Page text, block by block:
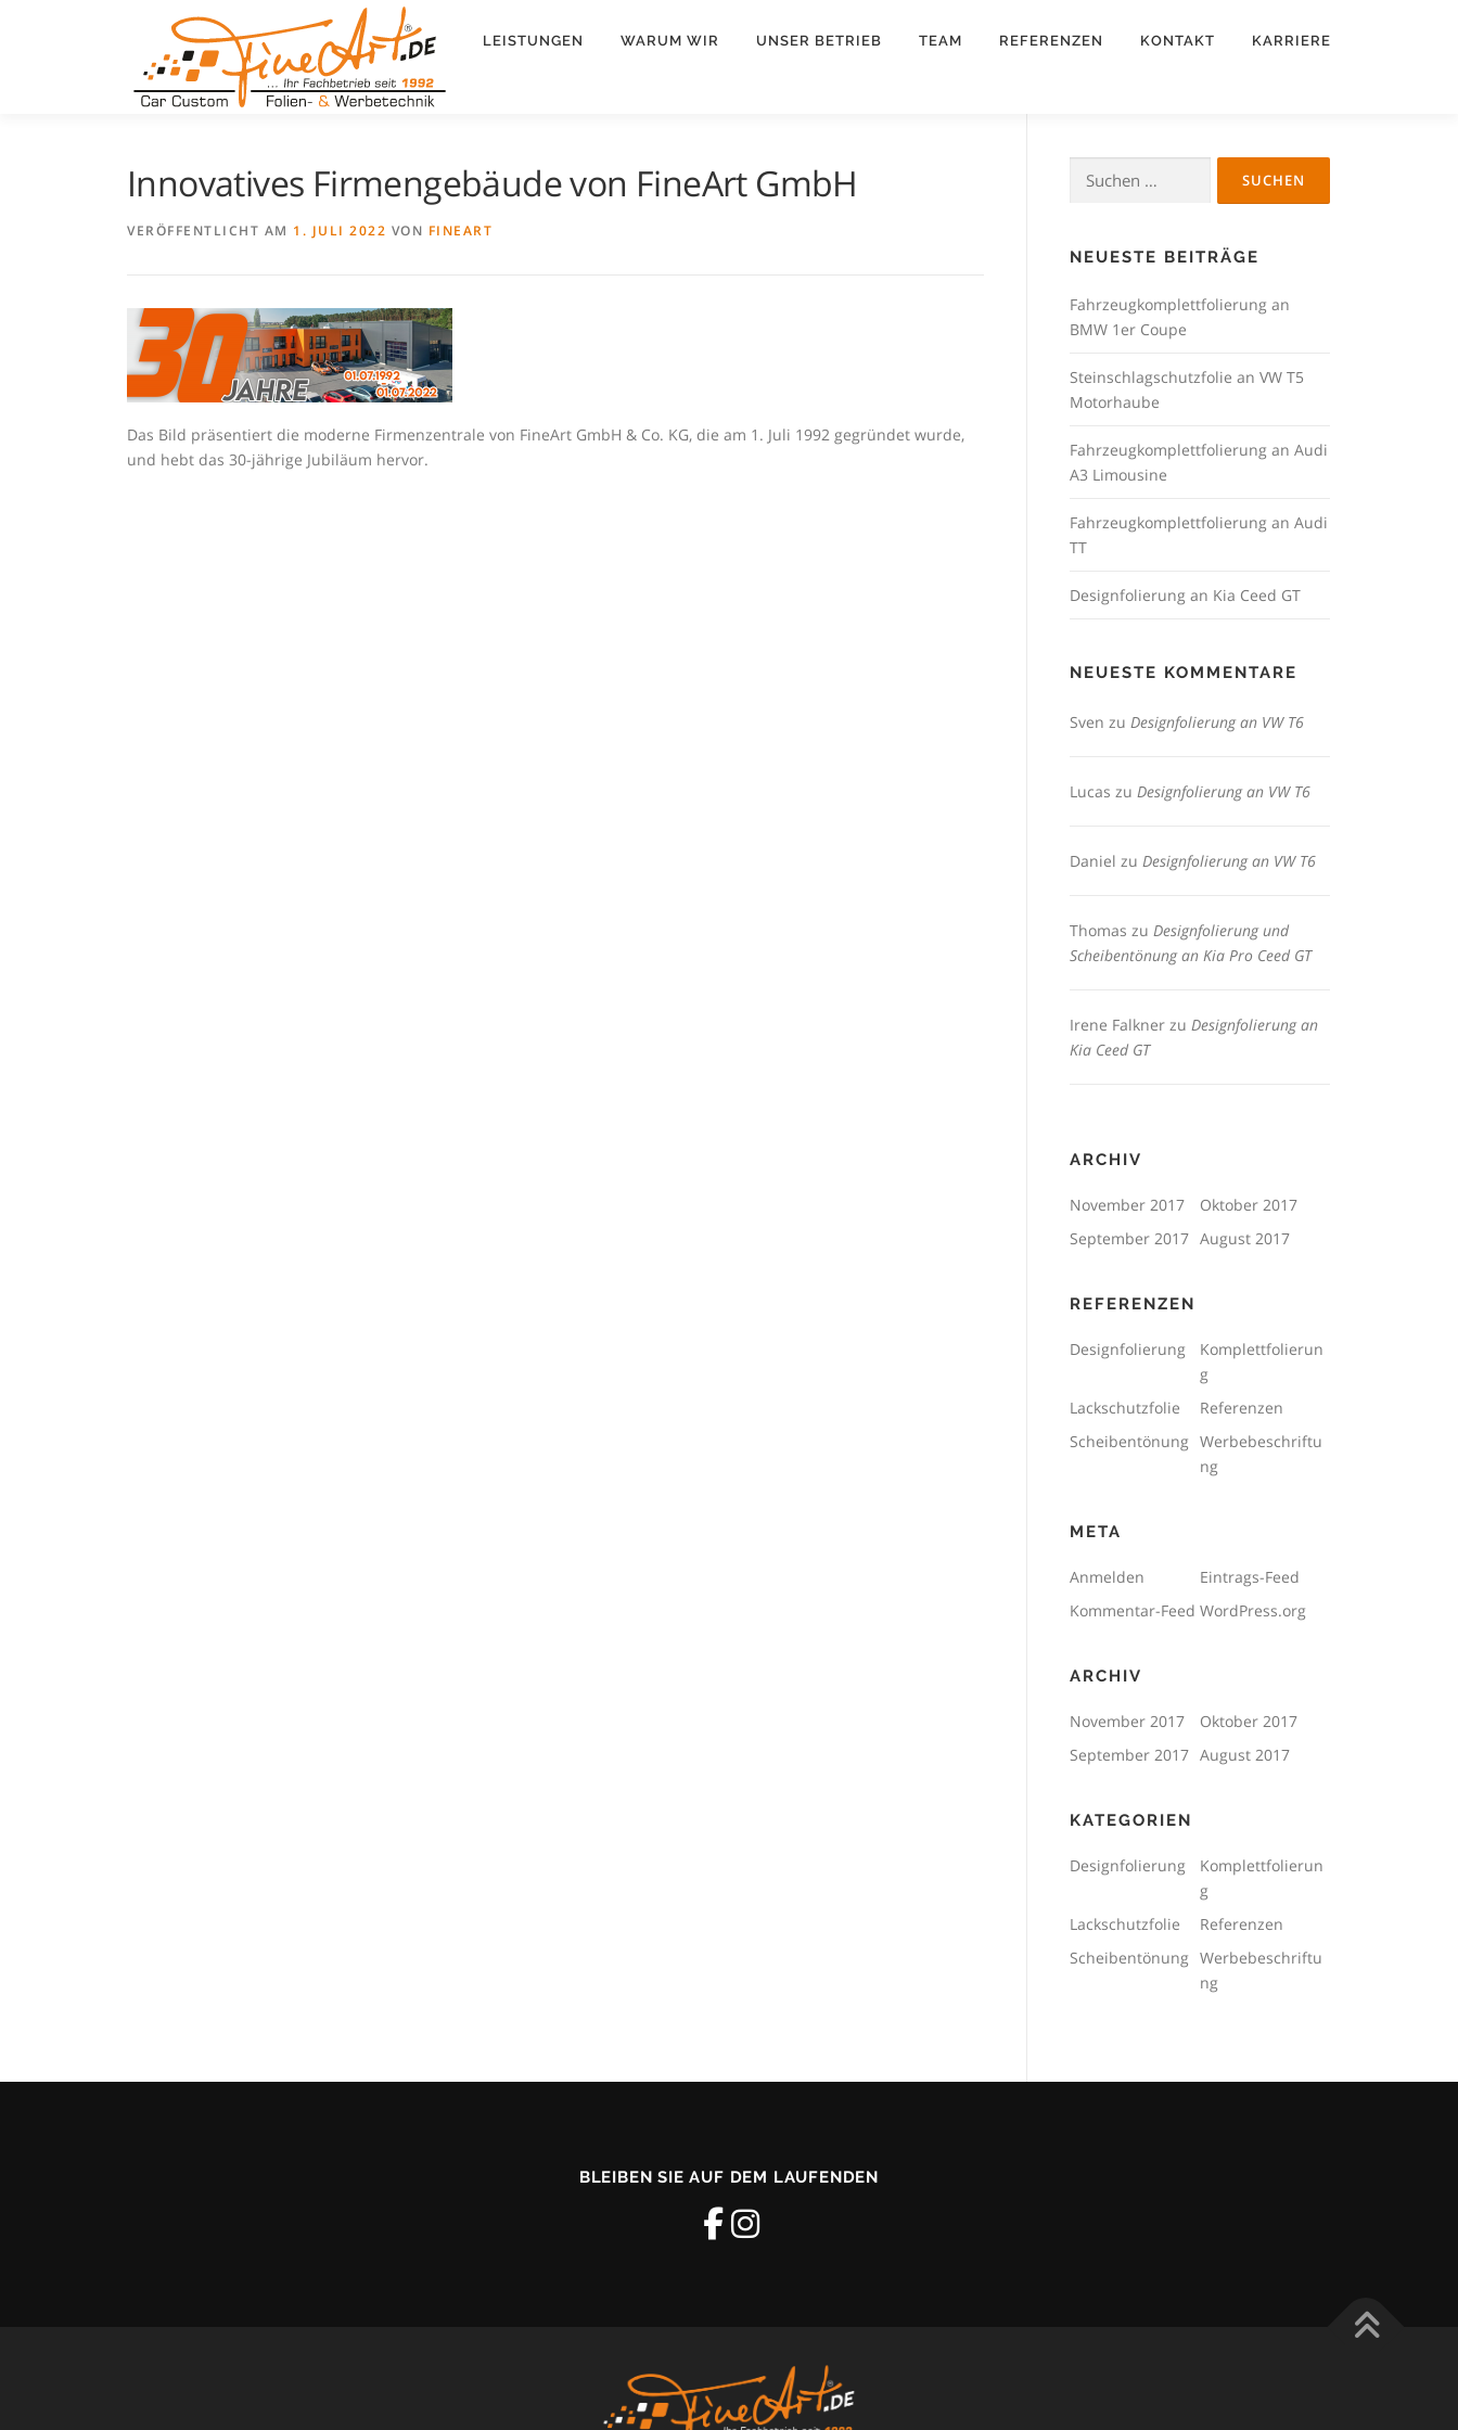
LEISTUNGEN WARUM WIR UNSER BETRIEB TEAM REFERENZEN KONTAKT KARRIERE
Innovatives Firmengebäude von FineArt GmbH
VERÖFFENTLICHT AM 1. JULI 2022 VON FINEART
Das Bild präsentiert die moderne Firmenzentrale von FineArt GmbH & Co. KG, die am 1. Juli 1992 gegründet wurde,
und hebt das 30-jährige Jubiläum hervor.
Suchen
nach:
NEUESTE BEITRÄGE
Fahrzeugkomplettfolierung an
BMW 1er Coupe
Steinschlagschutzfolie an VW T5
Motorhaube
Fahrzeugkomplettfolierung an Audi
A3 Limousine
Fahrzeugkomplettfolierung an Audi
TT
Designfolierung an Kia Ceed GT
NEUESTE KOMMENTARE
Sven zu Designfolierung an VW T6
Lucas zu Designfolierung an VW T6
Daniel zu Designfolierung an VW T6
Thomas zu Designfolierung und
Scheibentönung an Kia Pro Ceed GT
Irene Falkner zu Designfolierung an
Kia Ceed GT
ARCHIV
November 2017
Oktober 2017
September 2017 August 2017
REFERENZEN
Designfolierung
Komplettfolierun
g
Lackschutzfolie
Referenzen
Scheibentönung Werbebeschriftu
ng
META
Anmelden
Eintrags-Feed
Kommentar-Feed WordPress.org
ARCHIV
November 2017
Oktober 2017
September 2017 August 2017
KATEGORIEN
Designfolierung
Komplettfolierun
g
Lackschutzfolie
Referenzen
Scheibentönung Werbebeschriftu
ng
BLEIBEN SIE AUF DEM LAUFENDEN